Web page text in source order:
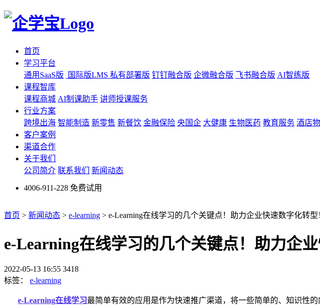
首页
学习平台
通用SaaS版
国际版LMS 私有部署版 钉钉融合版 企微融合版 飞书融合版 AI智练版
课程智库
课程商城 AI制课助手 讲师授课服务
行业方案
跨境出海 智能制造 新零售 新餐饮 金融保险 央国企 大健康 生物医药 教育服务 酒店
客户案例
渠道合作
关于我们
公司简介 联系我们 新闻动态
4006-911-228 免费试用
首页 > 新闻动态 > e-learning > e-Learning在线学习的几个关键点！助力企业快速数字化转型
e-Learning在线学习的几个关键点！助力企业
2022-05-13 16:55 3418
标签：
e-learning
e-Learning在线学习最简单有效的应用是作为快速推广渠道，将一些简单的、知识性